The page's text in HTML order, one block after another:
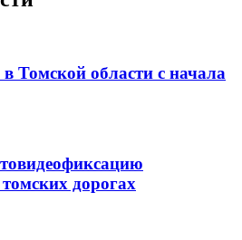
Томской области с начала
дорогах